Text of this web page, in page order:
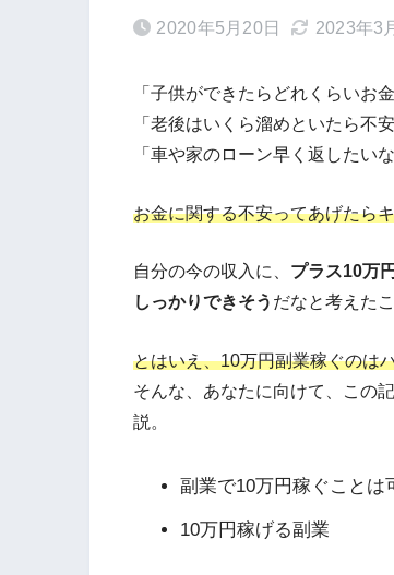
2020年5月20日 2023年3
「子供ができたらどれくらいお
「老後はいくら溜めといたら不
「車や家のローン早く返したいな
お金に関する不安ってあげたら
自分の今の収入に、 プラス10万
しっかりできそう だなと考えた
とはいえ、10万円副業稼ぐのは
そんな、あなたに向けて、この
説。
副業で10万円稼ぐことは
10万円稼げる副業